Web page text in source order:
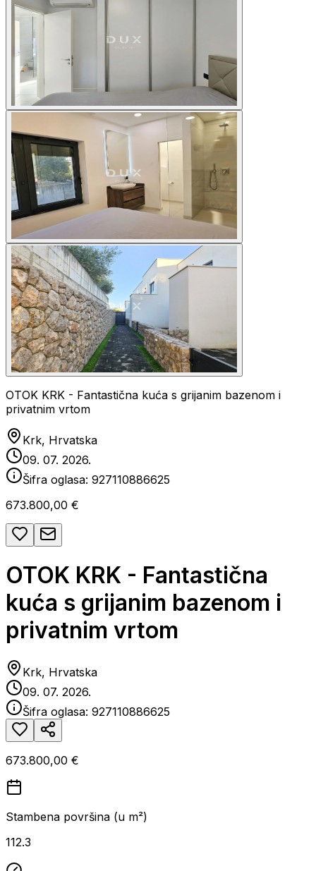
OTOK KRK - Fantastična kuća s grijanim bazenom i
privatnim vrtom
Krk, Hrvatska
09. 07. 2026.
Šifra oglasa: 927110886625
673.800,00 €
OTOK KRK - Fantastična
kuća s grijanim bazenom i
privatnim vrtom
Krk, Hrvatska
09. 07. 2026.
Šifra oglasa: 927110886625
673.800,00 €
Stambena površina (u m²)
112.3